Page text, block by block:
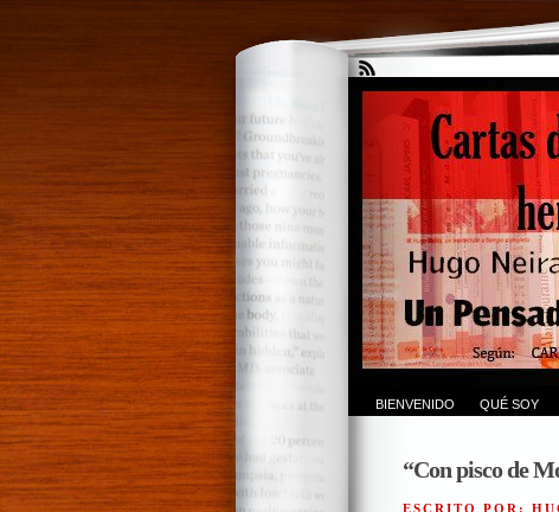
BIENVENIDO QUÉ SOY
“Con pisco de
ESCRITO POR: